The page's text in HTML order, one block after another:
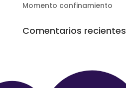
Momento confinamiento
Comentarios recientes